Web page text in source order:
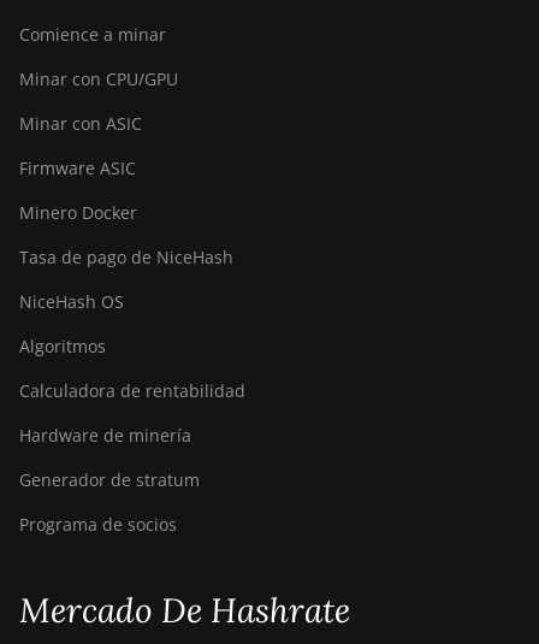
(190TH)
Baikal BK-G28
Baikal Giant X10
Baikal Giant+
Bitdeer SealMiner A2
Bitdeer SealMiner A2 Hyd
Bitdeer SealMiner A2 Pro Air
Bitdeer SealMiner A2 Pro Hyd
Bitdeer SealMiner A3 Air
Bitdeer SealMiner A3 Hydro
Bitdeer SealMiner A3 Pro Air
Hydro
Comience a minar
Minar con CPU/GPU
Minar con ASIC
Firmware ASIC
Minero Docker
Tasa de pago de NiceHash
NiceHash OS
Algoritmos
Calculadora de rentabilidad
Hardware de minería
Generador de stratum
Programa de socios
Mercado De Hashrate